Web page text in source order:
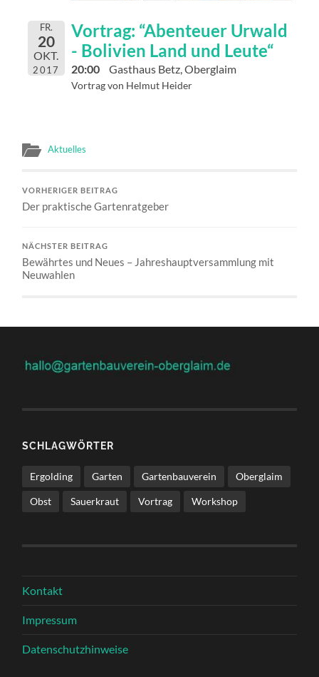
FR.
20
OKT.
2017
Vortrag: “Abenteuer Urwald
- Bolivien Land und Leute“
20:00 Gasthaus Betz, Oberglaim
Vortrag von Helmut Heider
Aktuelles
VORHERIGER BEITRAG
Der praktische Gartenratgeber
NÄCHSTER BEITRAG
Bewährtes und Neues – Jahreshauptversammlung mit
Neuwahlen
SCHLAGWÖRTER
Ergolding Garten Gartenbauverein Oberglaim
Obst Sauerkraut Vortrag Workshop
Kontakt
Impressum
Datenschutzhinweise